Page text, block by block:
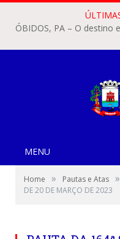
MENU
Home » Pautas e Atas »
DE 20 DE MARÇO DE 2023